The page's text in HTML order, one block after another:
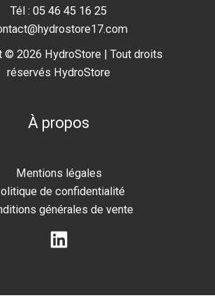
Tél : 05 46 45 16 25
© 2026 HydroStore | Tout droits
réservés HydroStore
À propos
Mentions légales
de confidentialité
générales de vente